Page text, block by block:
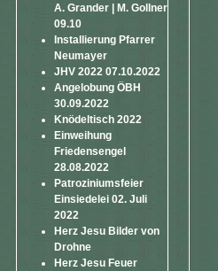
A. Grander | M. Gollner
09.10
Installierung Pfarrer
Neumayer
JHV 2022 07.10.2022
Angelobung ÖBH
30.09.2022
Knödeltisch 2022
Einweihung
Friedensengel
28.08.2022
Patroziniumsfeier
Einsiedelei 02. Juli
2022
Herz Jesu Bilder von
Drohne
Herz Jesu Feuer